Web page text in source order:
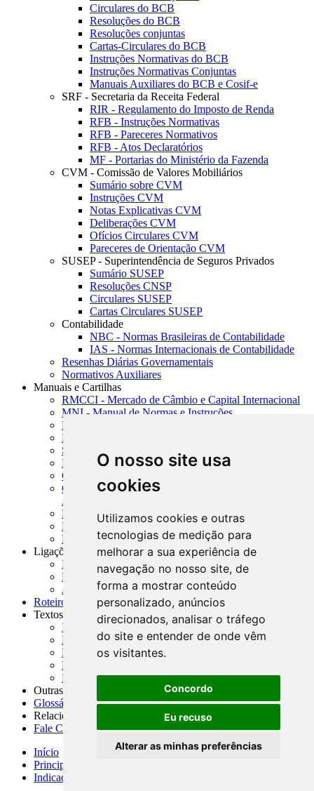
O nosso site usa
cookies
Utilizamos cookies e outras
tecnologias de medição para
melhorar a sua experiência de
navegação no nosso site, de
forma a mostrar conteúdo
personalizado, anúncios
direcionados, analisar o tráfego
do site e entender de onde vêm
os visitantes.
Concordo
Eu recuso
Alterar as minhas preferências
Circulares do BCB
Resoluções do BCB
Resoluções conjuntas
Cartas-Circulares do BCB
Instruções Normativas do BCB
Instruções Normativas Conjuntas
Manuais Auxiliares do BCB e Cosif-e
SRF - Secretaria da Receita Federal
RIR - Regulamento do Imposto de Renda
RFB - Instruções Normativas
RFB - Pareceres Normativos
RFB - Atos Declaratórios
MF - Portarias do Ministério da Fazenda
CVM - Comissão de Valores Mobiliários
Sumário sobre CVM
Instruções CVM
Notas Explicativas CVM
Deliberações CVM
Ofícios Circulares CVM
Pareceres de Orientação CVM
SUSEP - Superintendência de Seguros Privados
Sumário SUSEP
Resoluções CNSP
Circulares SUSEP
Cartas Circulares SUSEP
Contabilidade
NBC - Normas Brasileiras de Contabilidade
IAS - Normas Internacionais de Contabilidade
Resenhas Diárias Governamentais
Normativos Auxiliares
Manuais e Cartilhas
RMCCI - Mercado de Câmbio e Capital Internacional
MNI - Manual de Normas e Instruções
MTVM - Manual de Títulos e Valores Mobiliários
MCR - Manual de Crédito Rural
SISORF - Manual de Organização do SFN
MASUP - Manual de Supervisão Bancária
CADOC - Catálogo de Documentos
CNAE-CONCLA - Classificação Nacional de
Atividades Econômicas
PMF - Cartilhas do BCB
Manuais Auxiliares do BCB e Cosif-e
Resenhas Diárias Governamentais
Ligações Externas
Links Úteis
Presidência da República
Agências Nacionais Reguladoras
Roteiros para Estudos
Textos
Índice de Textos
Editorial
Monografias
Na Imprensa
Fórum de Discussão
Outras ferramentas
Glossário
Relacionamento
Fale Conosco
Início
Principais notícias
Indicadores